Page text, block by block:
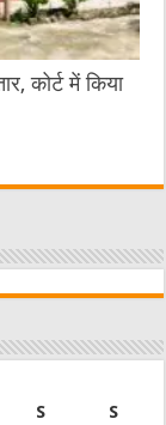
कोर्ट में किया
S
S